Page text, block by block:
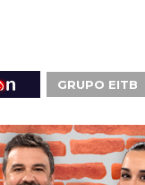
GRUPO EITB